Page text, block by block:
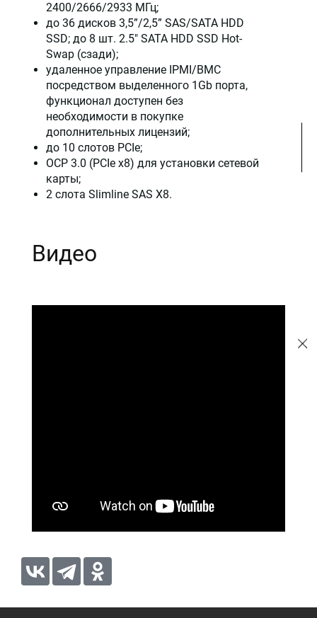
2400/2666/2933 МГц;
до 36 дисков 3,5”/2,5” SAS/SATA HDD
SSD; до 8 шт. 2.5" SATA HDD SSD Hot-
Swap (сзади);
удаленное управление IPMI/BMC
посредством выделенного 1Gb порта,
функционал доступен без
необходимости в покупке
дополнительных лицензий;
до 10 слотов PCIe;
OCP 3.0 (PCIe x8) для установки сетевой
карты;
2 слота Slimline SAS X8.
Видео